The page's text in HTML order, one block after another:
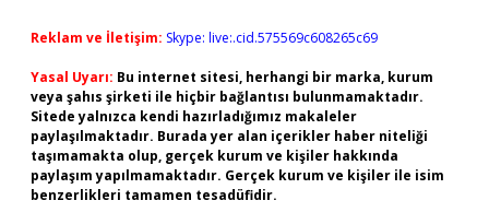
Reklam ve İletişim: Skype: live:.cid.575569c608265c69
Yasal Uyarı: Bu internet sitesi, herhangi bir marka, kurum
veya şahıs şirketi ile hiçbir bağlantısı bulunmamaktadır.
Sitede yalnızca kendi hazırladığımız makaleler
paylaşılmaktadır. Burada yer alan içerikler haber niteliği
taşımamakta olup, gerçek kurum ve kişiler hakkında
paylaşım yapılmamaktadır. Gerçek kurum ve kişiler ile isim
benzerlikleri tamamen tesadüfidir.